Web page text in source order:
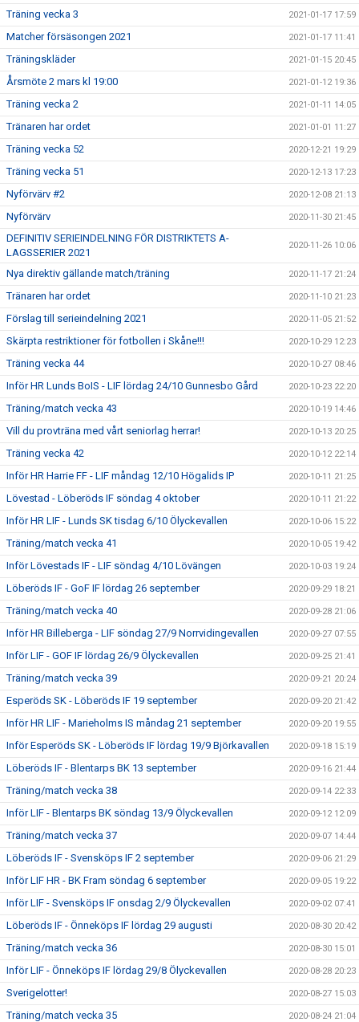
Träning vecka 3 2021-01-17 17:59
Matcher försäsongen 2021 2021-01-17 11:41
Träningskläder 2021-01-15 20:45
Årsmöte 2 mars kl 19:00 2021-01-12 19:36
Träning vecka 2 2021-01-11 14:05
Tränaren har ordet 2021-01-01 11:27
Träning vecka 52 2020-12-21 19:29
Träning vecka 51 2020-12-13 17:23
Nyförvärv #2 2020-12-08 21:13
Nyförvärv 2020-11-30 21:45
DEFINITIV SERIEINDELNING FÖR DISTRIKTETS A-
LAGSSERIER 2021
2020-11-26 10:06
Nya direktiv gällande match/träning 2020-11-17 21:24
Tränaren har ordet 2020-11-10 21:23
Förslag till serieindelning 2021 2020-11-05 21:52
Skärpta restriktioner för fotbollen i Skåne!!! 2020-10-29 12:23
Träning vecka 44 2020-10-27 08:46
Inför HR Lunds BoIS - LIF lördag 24/10 Gunnesbo Gård 2020-10-23 22:20
Träning/match vecka 43 2020-10-19 14:46
Vill du provträna med vårt seniorlag herrar! 2020-10-13 20:25
Träning vecka 42 2020-10-12 22:14
Inför HR Harrie FF - LIF måndag 12/10 Högalids IP 2020-10-11 21:25
Lövestad - Löberöds IF söndag 4 oktober 2020-10-11 21:22
Inför HR LIF - Lunds SK tisdag 6/10 Ölyckevallen 2020-10-06 15:22
Träning/match vecka 41 2020-10-05 19:42
Inför Lövestads IF - LIF söndag 4/10 Lövängen 2020-10-03 19:24
Löberöds IF - GoF IF lördag 26 september 2020-09-29 18:21
Träning/match vecka 40 2020-09-28 21:06
Inför HR Billeberga - LIF söndag 27/9 Norrvidingevallen 2020-09-27 07:55
Inför LIF - GOF IF lördag 26/9 Ölyckevallen 2020-09-25 21:41
Träning/match vecka 39 2020-09-21 20:24
Esperöds SK - Löberöds IF 19 september 2020-09-20 21:42
Inför HR LIF - Marieholms IS måndag 21 september 2020-09-20 19:55
Inför Esperöds SK - Löberöds IF lördag 19/9 Björkavallen 2020-09-18 15:19
Löberöds IF - Blentarps BK 13 september 2020-09-16 21:44
Träning/match vecka 38 2020-09-14 22:33
Inför LIF - Blentarps BK söndag 13/9 Ölyckevallen 2020-09-12 12:09
Träning/match vecka 37 2020-09-07 14:44
Löberöds IF - Svensköps IF 2 september 2020-09-06 21:29
Inför LIF HR - BK Fram söndag 6 september 2020-09-05 19:22
Inför LIF - Svensköps IF onsdag 2/9 Ölyckevallen 2020-09-02 07:41
Löberöds IF - Önneköps IF lördag 29 augusti 2020-08-30 20:42
Träning/match vecka 36 2020-08-30 15:01
Inför LIF - Önneköps IF lördag 29/8 Ölyckevallen 2020-08-28 20:23
Sverigelotter! 2020-08-27 15:03
Träning/match vecka 35 2020-08-24 21:04